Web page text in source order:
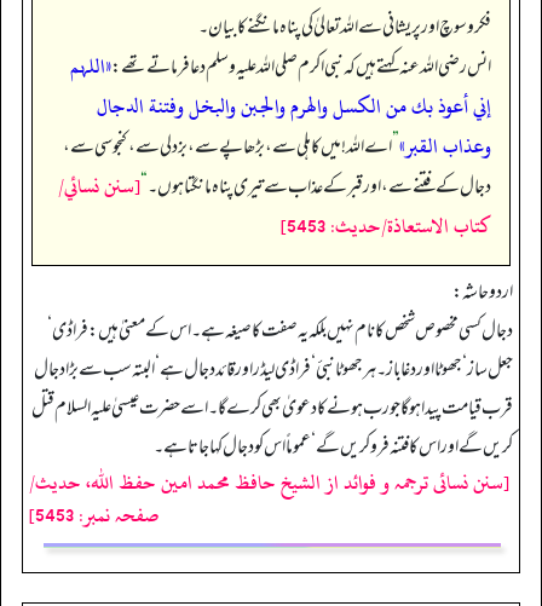
فکر و سوچ اور پریشانی سے اللہ تعالیٰ کی پناہ مانگنے کا بیان۔
انس رضی اللہ عنہ کہتے ہیں کہ نبی اکرم صلی اللہ علیہ وسلم دعا فرماتے تھے:«اللہم
إني أعوذ بك من الكسل والهرم والجبن والبخل وفتنة الدجال
وعذاب القبر»”اے اللہ! میں کاہلی سے، بڑھاپے سے، بزدلی سے، کنجوسی سے،
دجال کے فتنے سے، اور قبر کے عذاب سے تیری پناہ مانگتا ہوں۔‏‏‏‏“[سنن نسائي/
كتاب الاستعاذة/حدیث: 5453]
اردو حاشہ:
دجال کسی مخصوص شخص کا نام نہیں بلکہ یہ صفت کا صیغہ ہے۔ اس کے معنیٰ ہیں: فراڈی‘
جعل ساز‘ جھوٹا اور دغا باز۔ ہر جھوٹا نبئ‘ فراڈی لیڈر اور قائد دجال ہے‘ البتہ سب سے بڑا دجال
قرب قیامت پیدا ہو گا جو رب ہونے کا دعویٰ بھی کرے گا۔ اسے حضرت عیسیٰ علیہ السلام قتل
کریں گے اور اس کا فتنہ فرو کریں گے‘عموماً اس کو دجال کہا جاتا ہے۔
[سنن نسائی ترجمہ و فوائد از الشیخ حافظ محمد امین حفظ اللہ، حدیث/
صفحہ نمبر: 5453]